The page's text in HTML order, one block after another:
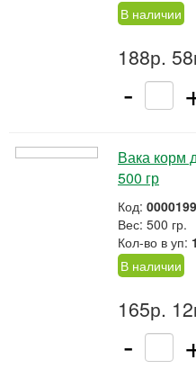
В наличии
188р.
-
Вака корм
500 гр
Код:
Вес: 500 гр.
Кол-во в уп:
В наличии
165р.
-